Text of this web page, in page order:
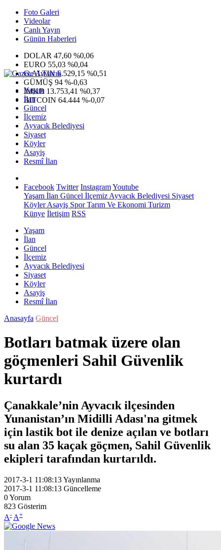
Foto Galeri
Videolar
Canlı Yayın
Günün Haberleri
DOLAR 47,60 %0,06
EURO 55,03 %0,04
G.ALTIN6.529,15 %0,51
GÜMÜŞ 94 %-0,63
IMKB 13.753,41 %0,37
BITCOIN 64.444 %-0,07
Yaşam
İlan
Güncel
İlçemiz
Ayvacık Belediyesi
Siyaset
Köyler
Asayiş
Resmî İlan
Facebook Twitter InstagramYoutube
Yaşam İlan Güncel İlçemiz Ayvacık Belediyesi Siyaset
KöylerAsayiş SporTarım Ve Ekonomi Turizm
Künye İletişim RSS
Yaşam
İlan
Güncel
İlçemiz
Ayvacık Belediyesi
Siyaset
Köyler
Asayiş
Resmî İlan
Anasayfa Güncel
Botları batmak üzere olan
göçmenleri Sahil Güvenlik
kurtardı
Çanakkale’nin Ayvacık ilçesinden
Yunanistan’ın Midilli Adası'na gitmek
için lastik bot ile denize açılan ve botları
su alan 35 kaçak göçmen, Sahil Güvenlik
ekipleri tarafından kurtarıldı.
2017-3-1 11:08:13Yayınlanma
2017-3-1 11:08:13 Güncelleme
0Yorum
823 Gösterim
A- A+